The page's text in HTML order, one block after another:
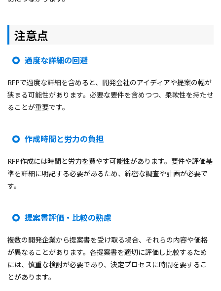
注意点
過度な詳細の回避
RFPで過度な詳細を含めると、開発会社のアイディアや提案の幅が
狭まる可能性があります。必要な要件を含めつつ、柔軟性を持たせ
ることが重要です。
作成時間と労力の負担
RFP作成には時間と労力を費やす可能性があります。要件や評価基
準を詳細に明記する必要があるため、綿密な調査や計画が必要で
す。
提案書評価・比較の熟慮
複数の開発企業から提案書を受け取る場合、それらの内容や価格
が異なることがあります。各提案書を適切に評価し比較するため
には、慎重な検討が必要であり、決定プロセスに時間を要するこ
とがあります。